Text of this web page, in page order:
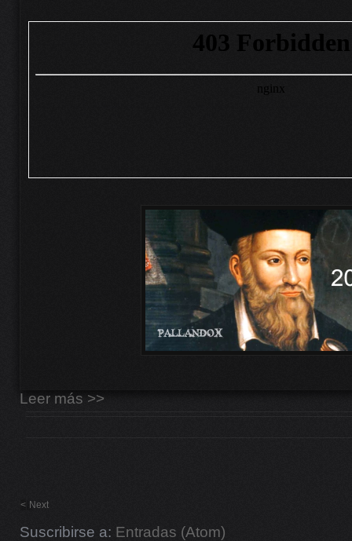
Leer más >>
< Next
Suscribirse a: Entradas (Atom)